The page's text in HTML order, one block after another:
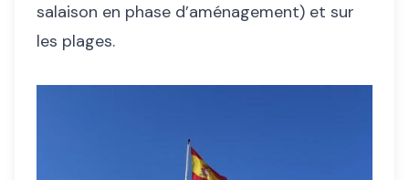
salaison en phase d’aménagement) et sur
les plages.